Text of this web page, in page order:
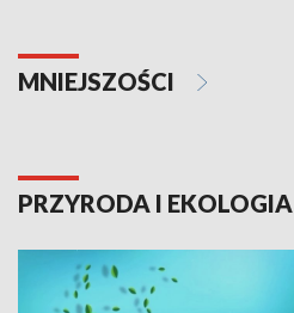
MNIEJSZOŚCI
PRZYRODA I EKOLOGIA